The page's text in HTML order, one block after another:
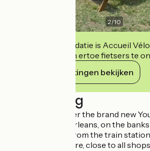
2/10
Deze accommodatie is Accueil
en verbindt zich ertoe fietsers te
Haar verplichtingen bekijken
Beschrijving
Come and discover the brand new
in the centre of Orleans, on the
20 minutes walk from the train
from the city centre, close to all